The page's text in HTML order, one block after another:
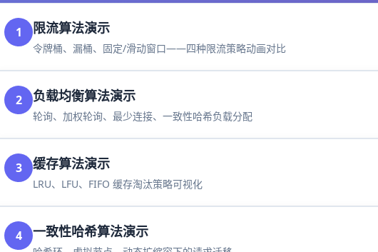
1 限流算法演示
令牌桶、漏桶、固定/滑动窗口——四种限流策略动画对比
2 负载均衡算法演示
轮询、加权轮询、最少连接、一致性哈希负载分配
3 缓存算法演示
LRU、LFU、FIFO 缓存淘汰策略可视化
4 一致性哈希算法演示